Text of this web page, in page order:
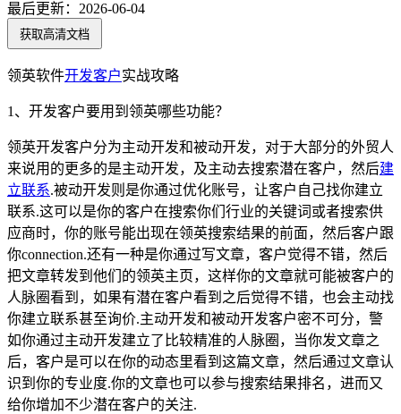
最后更新： 2026-06-04
获取高清文档
领英软件开发客户实战攻略
1、开发客户要用到领英哪些功能？
领英开发客户分为主动开发和被动开发，对于大部分的外贸人
来说用的更多的是主动开发，及主动去搜索潜在客户，然后建
立联系.被动开发则是你通过优化账号，让客户自己找你建立
联系.这可以是你的客户在搜索你们行业的关键词或者搜索供
应商时，你的账号能出现在领英搜索结果的前面，然后客户跟
你connection.还有一种是你通过写文章，客户觉得不错，然后
把文章转发到他们的领英主页，这样你的文章就可能被客户的
人脉圈看到，如果有潜在客户看到之后觉得不错，也会主动找
你建立联系甚至询价.主动开发和被动开发客户密不可分，警
如你通过主动开发建立了比较精准的人脉圈，当你发文章之
后，客户是可以在你的动态里看到这篇文章，然后通过文章认
识到你的专业度.你的文章也可以参与搜索结果排名，进而又
给你增加不少潜在客户的关注.